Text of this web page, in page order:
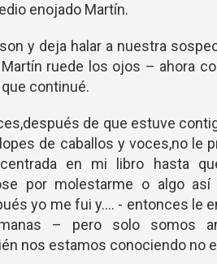
enojado Martín.
y deja halar a nuestra
ruede los ojos – ahora
continué.
de que estuve
de caballos y voces,no le
en mi libro hasta
por molestarme o algo
yo me fui y.... - entonces le
– pero solo somos
nos estamos conociendo no